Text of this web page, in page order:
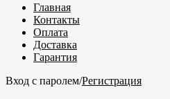
Главная
Контакты
Оплата
Доставка
Гарантия
Вход с паролем/Регистрация